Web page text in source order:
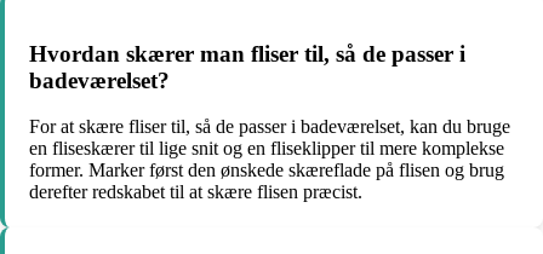
Hvordan skærer man fliser til, så de passer i
badeværelset?
For at skære fliser til, så de passer i badeværelset, kan du bruge
en fliseskærer til lige snit og en fliseklipper til mere komplekse
former. Marker først den ønskede skæreflade på flisen og brug
derefter redskabet til at skære flisen præcist.